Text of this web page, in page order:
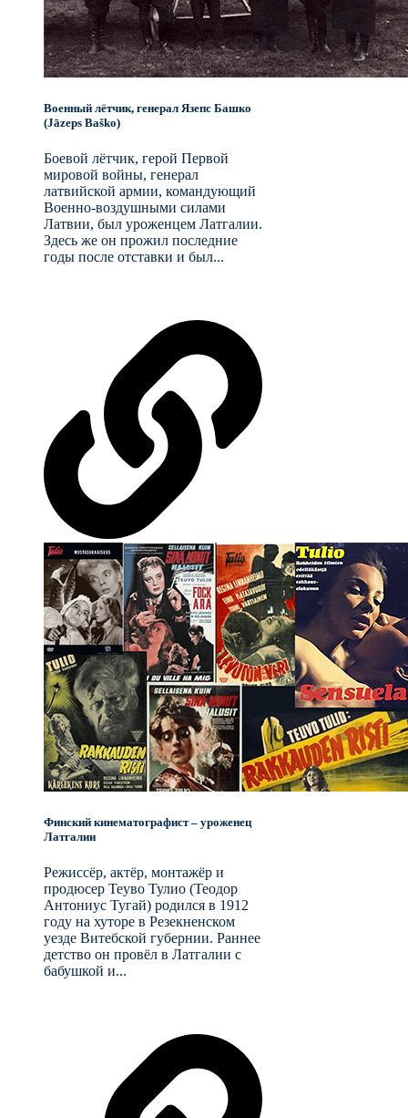
Военный лётчик, генерал Язепс Башко
(Jāzeps Baško)
Боевой лётчик, герой Первой
мировой войны, генерал
латвийской армии, командующий
Военно-воздушными силами
Латвии, был уроженцем Латгалии.
Здесь же он прожил последние
годы после отставки и был...
Финский кинематографист – уроженец
Латгалии
Режиссёр, актёр, монтажёр и
продюсер Теуво Тулио (Теодор
Антониус Тугай) родился в 1912
году на хуторе в Резекненском
уезде Витебской губернии. Раннее
детство он провёл в Латгалии с
бабушкой и...